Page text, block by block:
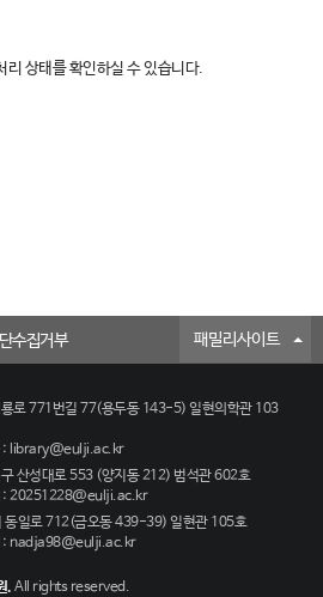
리 상태를 확인하실 수 있습니다.
수집거부 패밀리사이트
로 771번길 77(용두동 143-5) 일현의학관 103
: library@eulji.ac.kr
산성대로 553 (양지동 212) 범석관 602호
: 20251228@eulji.ac.kr
동일로 712(금오동 439-39) 일현관 105호
: nadja98@eulji.ac.kr
. All rights reserved.